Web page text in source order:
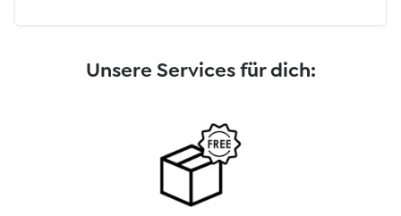
Unsere Services für dich: